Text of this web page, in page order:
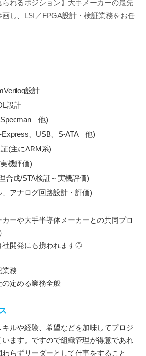
られるポジション】大手メーカーの最先
し、LSI／FPGA設計・検証業務をお任
設計
設計
Specman 他)
Express、USB、S-ATA 他)
(主にARM系)
機評価)
合成/STA検証～実機評価)
アナログ回路設計・評価)
ーや大手半導体メーカーとの共同プロ
社開発にも携われます◎
業務
の定める業務全般
ルや経験、希望などを加味してプロジ
います。ですので組織管理が得意であれ
らずリーダーとして仕事をすること